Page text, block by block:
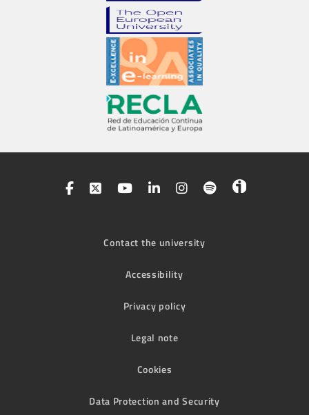
Contact the university
Accessibility
Privacy policy
Legal note
Cookies
Data Protection and Security